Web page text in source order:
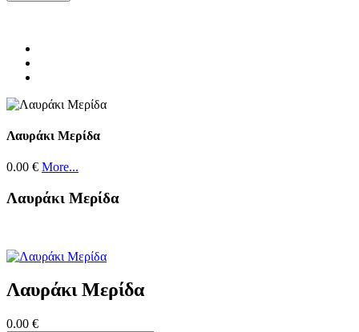
Λαυράκι Μερίδα
0.00 € More...
Λαυράκι Μερίδα
Λαυράκι Μερίδα
0.00 €